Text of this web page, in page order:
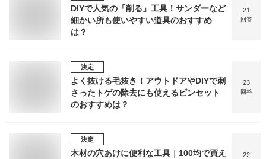
DIYで人気の「削る」工具！サンダーなど
細かい所も使いやすい道具のおすすめ
は？
21
回答
決定
よく抜ける毛抜き！アウトドアやDIYで刺
さったトゲの除去にも使えるピンセット
のおすすめは？
23
回答
決定
木材の穴あけに便利な工具｜100均で買え
22